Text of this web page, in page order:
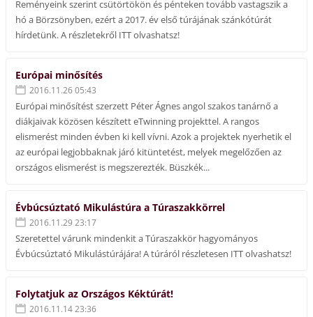
Reményeink szerint csütörtökön és pénteken tovább vastagszik a
hó a Börzsönyben, ezért a 2017. év első túrájának szánkótúrát
hírdetünk. A részletekről ITT olvashatsz!
Európai minősítés
2016.11.26 05:43
Európai minősítést szerzett Péter Ágnes angol szakos tanárnő a
diákjaivak közösen készített eTwinning projekttel. A rangos
elismerést minden évben ki kell vívni. Azok a projektek nyerhetik el
az európai legjobbaknak járó kitüntetést, melyek megelőzően az
országos elismerést is megszerezték. Büszkék...
Évbúcsúztató Mikulástúra a Túraszakkörrel
2016.11.29 23:17
Szeretettel várunk mindenkit a Túraszakkör hagyományos
Évbúcsúztató Mikulástúrájára! A túráról részletesen ITT olvashatsz!
Folytatjuk az Országos Kéktúrát!
2016.11.14 23:36